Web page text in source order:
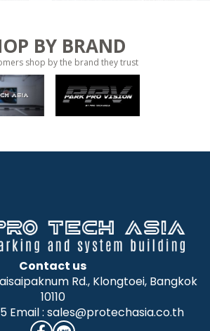
BY BRAND
shop by the brand they trust
Contact us
Rd., Klongtoei, Bangkok
10110
Email : sales@protechasia.co.th